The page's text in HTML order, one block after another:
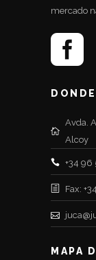
mercado
Avda.
Alcoy
+34 96
Fax:
MAPA